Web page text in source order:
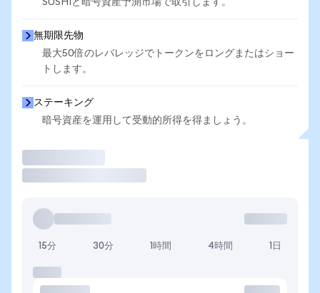
SUSHIと暗号資産予測市場で取引します。
無期限先物
最大50倍のレバレッジでトークンをロングまたはショー
トします。
ステーキング
暗号資産を運用して受動的所得を得ましょう。
15分 30分 1時間 4時間 1日